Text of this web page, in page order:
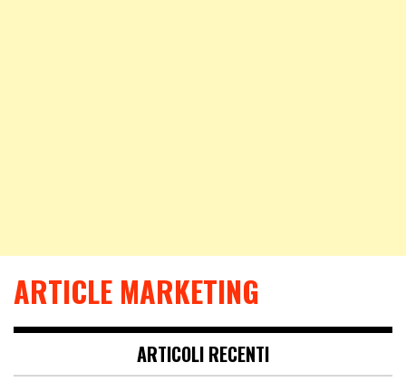
ARTICLE MARKETING
ARTICOLI RECENTI